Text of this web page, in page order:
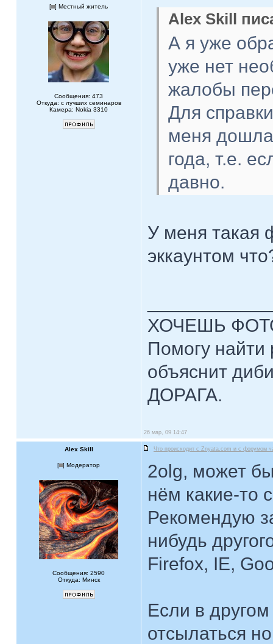
[ ] Местный житель
Сообщения: 473
Откуда: с лучших семинаров
Камера: Nokia 3310
Alex Skill
А я уже
уже нет
жалобы
Для
меня
года, т.е.
давно.
У меня такая
эккаунтом
ХОЧЕШЬ
Помогу найти
объяснит
ДОРАГА.
26 мар, 09 14:47
Alex Skill Что происходит с Znyata.com и с форумом
[ ] Модератор
Сообщения: 2590
Откуда: Минск
2olg, может
нём какие-то
Рекомендую
нибудь
Firefox, IE,
Если в
отсылаться